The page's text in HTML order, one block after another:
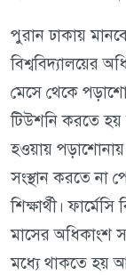
পুরান ঢাকায়
বিশ্ববিদ্যালয়ের
মেসে থেকে
টিউশনি করতে হয়
হওয়ায় পড়াশোনায়
সংস্থান করতে না
শিক্ষার্থী।
মাসের অধিকাংশ
মধ্যে থাকতে হয়